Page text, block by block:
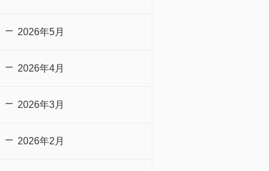
2026年5月
2026年4月
2026年3月
2026年2月